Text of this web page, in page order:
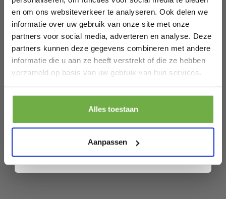
en om ons websiteverkeer te analyseren. Ook delen we
informatie over uw gebruik van onze site met onze
partners voor social media, adverteren en analyse. Deze
partners kunnen deze gegevens combineren met andere
informatie die u aan ze heeft verstrekt of die ze hebben
verzameld op basis van uw gebruik van hun services.
Alles toestaan
Aanpassen
Artikelnummer
TM10060PI
EAN
0783501341871
Gerelateerde producten
Coast Speelgoedpiano met Krukje &
Microfoon - Roze - 45 x 23 x 45 cm
Laat ons weten wanneer je jarig bent
Pak € 5,- korting
. Je kunt je op elk moment weer afmelden.